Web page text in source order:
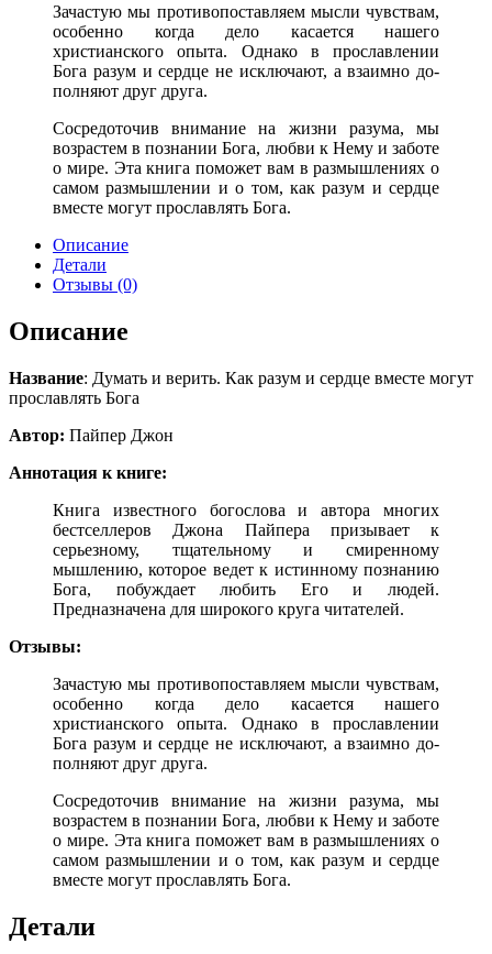
Зачастую мы противопоставляем мысли чувствам,
особенно когда дело касается нашего
христианского опыта. Однако в прославлении
Бога разум и сердце не исключают, а взаимно до­
полняют друг друга.
Сосредоточив внимание на жизни разума, мы
возрастем в познании Бога, любви к Нему и заботе
о мире. Эта книга поможет вам в размышле­ниях о
самом размышлении и о том, как разум и сердце
вместе могут про­славлять Бога.
Описание
Детали
Отзывы (0)
Описание
Название: Думать и верить. Как разум и сердце вместе могут
прославлять Бога
Автор: Пайпер Джон
Аннотация к книге:
Книга известного богослова и автора многих
бестселлеров Джона Пайпера призывает к
серьезному, тщательному и смиренному
мышлению, которое ведет к истинному познанию
Бога, побуждает любить Его и людей.
Предназначена для широкого круга читателей.
Отзывы:
Зачастую мы противопоставляем мысли чувствам,
особенно когда дело касается нашего
христианского опыта. Однако в прославлении
Бога разум и сердце не исключают, а взаимно до­
полняют друг друга.
Сосредоточив внимание на жизни разума, мы
возрастем в познании Бога, любви к Нему и заботе
о мире. Эта книга поможет вам в размышле­ниях о
самом размышлении и о том, как разум и сердце
вместе могут про­славлять Бога.
Детали